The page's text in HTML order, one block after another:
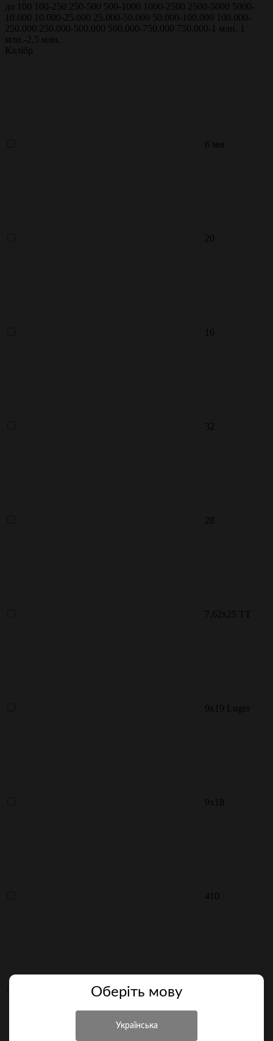
до 100 100-250 250-500 500-1000 1000-2500 2500-5000 5000-
10.000 10.000-25.000 25.000-50.000 50.000-100.000 100.000-
250.000 250.000-500.000 500.000-750.000 750.000-1 млн.
1
млн.-2,5 млн.
Калібр
6 мм
20
16
32
28
7,62x25 ТТ
9x19 Luger
9х18
410
Оберiть мову